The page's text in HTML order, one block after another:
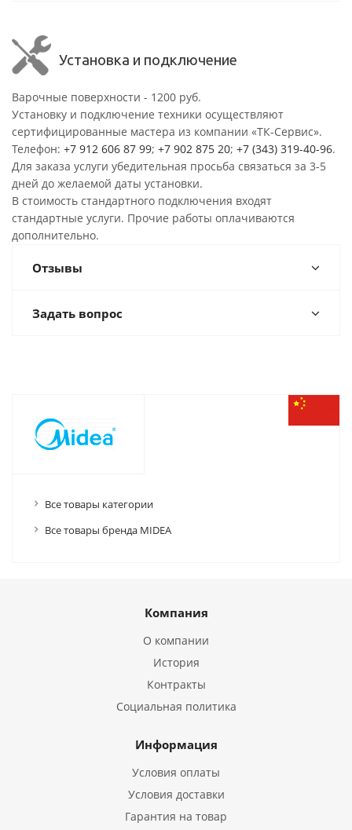
Установка и подключение
Варочные поверхности - 1200 руб.
Установку и подключение техники осуществляют
сертифицированные мастера из компании «ТК-Сервис».
Телефон: +7 912 606 87 99; +7 902 875 20; +7 (343) 319-40-96.
Для заказа услуги убедительная просьба связаться за 3-5
дней до желаемой даты установки.
В стоимость стандартного подключения входят
стандартные услуги. Прочие работы оплачиваются
дополнительно.
Отзывы
Задать вопрос
Все товары категории
Все товары бренда MIDEA
Компания
О компании
История
Контракты
Социальная политика
Информация
Условия оплаты
Условия доставки
Гарантия на товар